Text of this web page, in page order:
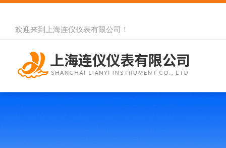
欢迎来到 上海连仪仪表有限公司 ！